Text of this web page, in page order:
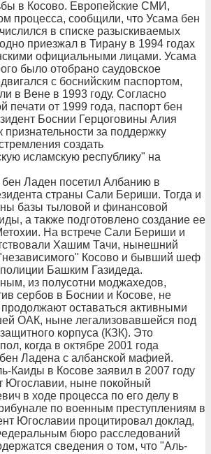
в Косово. Европейские СМИ,
процесса, сообщили, что Усама бен
в списке разыскиваемых
приезжал в Тирану в 1994 годах
официальными лицами. Усама
было отобрано саудовское
с боснийским паспортом,
в Вене в 1993 году. Согласно
печати от 1999 года, паспорт бен
Боснии Герцоговины Алия
признательности за поддержку
создать
исламскую республику" на
бен Ладен посетил Албанию в
страны Сали Бериши. Тогда и
базы тыловой и финансовой
а также подготовлено создание ее
На встрече Сали Бериши и
Хашим Тачи, нынешний
Косово и бывший шеф
Башким Газидеда.
из полусотни моджахедов,
сербов в Боснии и Косове, не
оставаться активными
ОАК, ныне легализовавшейся под
корпуса (КЗК). Это
когда в октябре 2001 года
Ладена с албанской мафией.
Каиды в Косове заявил в 2007 году
Югославии, ныне покойный
в ходе процесса по его делу в
по военным преступлениям в
Югославии процитировал доклад,
бюро расследований
сведения о том, что "Аль-